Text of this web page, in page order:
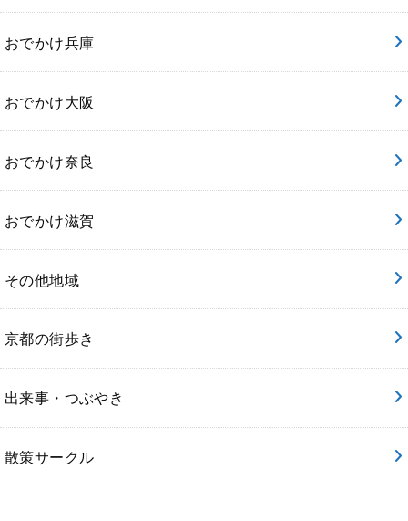
おでかけ兵庫
おでかけ大阪
おでかけ奈良
おでかけ滋賀
その他地域
京都の街歩き
出来事・つぶやき
散策サークル